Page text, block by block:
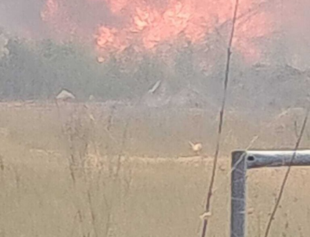
Nella casa su via del Lido, nel tratto di via Antonio
Pennacchi, i Carabinieri hanno sequestrato 18 involucri
contenenti complessivamente circa 18,2 kg di cocaina,
la somma in contanti di 8.810 euro, una macchina
conta-soldi, due orologi di lusso, vari gioielli e preziosi, 6
smartphone, un computer portatile, fogli manoscritti
riportanti la contabilità dell’attività illecita, una pistola
ad aria compressa, uno sfollagente telescopico e un
I successivi e approfonditi controlli nelle pertinenze
esterne dell’immobile hanno permesso di scoprire,
abilmente occultata tra la fitta vegetazione, una vera e
propria raffineria di cocaina. Al suo interno i Carabinieri